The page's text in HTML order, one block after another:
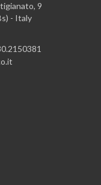
9
- Italy